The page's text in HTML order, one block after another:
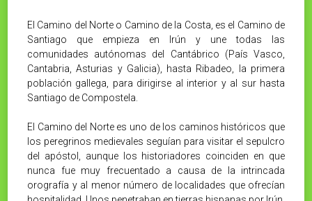
El Camino del Norte o Camino de la Costa, es el Camino de
Santiago que empieza en Irún y une todas las
comunidades autónomas del Cantábrico (País Vasco,
Cantabria, Asturias y Galicia), hasta Ribadeo, la primera
población gallega, para dirigirse al interior y al sur hasta
Santiago de Compostela.
El Camino del Norte es uno de los caminos históricos que
los peregrinos medievales seguían para visitar el sepulcro
del apóstol, aunque los historiadores coinciden en que
nunca fue muy frecuentado a causa de la intrincada
orografía y al menor número de localidades que ofrecían